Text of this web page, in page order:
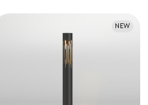
NEW